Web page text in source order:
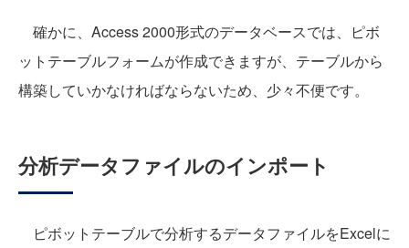
確かに、Access 2000形式のデータベースでは、ピボ
ットテーブルフォームが作成できますが、テーブルから
構築していかなければならないため、少々不便です。
分析データファイルのインポート
ピボットテーブルで分析するデータファイルをExcelに